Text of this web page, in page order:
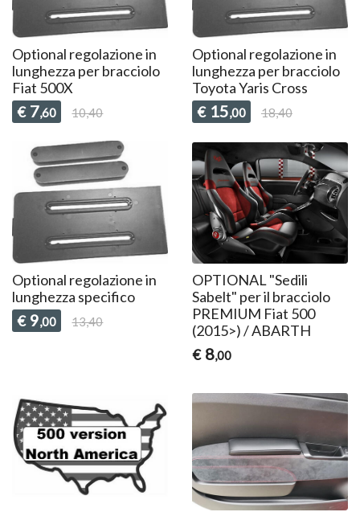
Optional regolazione in
lunghezza per bracciolo
Fiat 500X
€ 7,60 10,40
Optional regolazione in
lunghezza per bracciolo
Toyota Yaris Cross
€ 15,00 18,40
Optional regolazione in
lunghezza specifico
€ 9,00 13,40
OPTIONAL "Sedili
Sabelt" per il bracciolo
PREMIUM Fiat 500
(2015>) / ABARTH
€ 8,00